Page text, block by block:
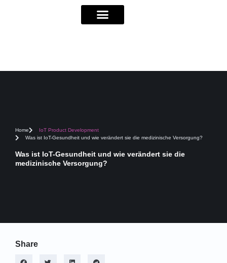
Home
IoT Product Development
Was ist IoT-Gesundheit und wie verändert sie die medizinische Versorgung?
Was ist IoT-Gesundheit und wie verändert sie die
medizinische Versorgung?
Share